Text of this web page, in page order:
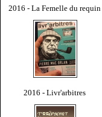
2016 - La Femelle du requin
2016 - Livr'arbitres